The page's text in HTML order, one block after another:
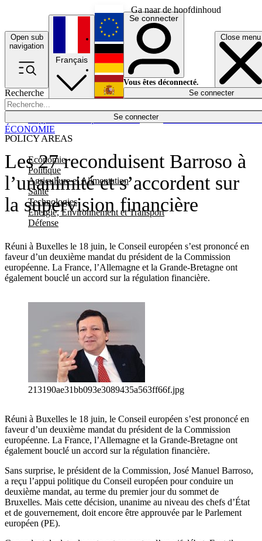
Ga naar de hoofdinhoud
Open sub
navigation
Close menu
Recherche
Se connecter
POLICY AREAS
Economie
Politique
Agriculture et Alimentation
Santé
Technologies
Energie, Environnement et Transport
Défense
Économie
Français
English
Deutsch
Español
Se connecter
Vous êtes déconnecté.
Se connecter
Les 27 reconduisent Barroso à
l’unanimité et s’accordent sur
la supervision financière
Réuni à Buxelles le 18 juin, le Conseil européen s’est prononcé en
faveur d’un deuxième mandat du président de la Commission
européenne. La France, l’Allemagne et la Grande-Bretagne ont
également bouclé un accord sur la régulation financière.
ÉCONOMIE
213190ae31bb093e3089435a563ff66f.jpg
Réuni à Buxelles le 18 juin, le Conseil européen s’est prononcé en
faveur d’un deuxième mandat du président de la Commission
européenne. La France, l’Allemagne et la Grande-Bretagne ont
également bouclé un accord sur la régulation financière.
Sans surprise, le président de la Commission, José Manuel Barroso,
a reçu l’appui politique du Conseil européen pour conduire un
deuxième mandat, au terme du premier jour du sommet de
Bruxelles. Mais cette décision, unanime au niveau des chefs d’État
et de gouvernement, doit encore être approuvée par le Parlement
européen (PE).